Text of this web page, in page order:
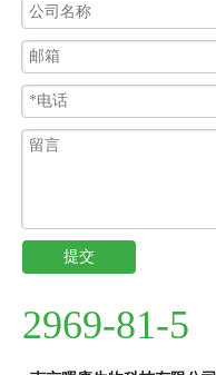
提交
2969-81-5